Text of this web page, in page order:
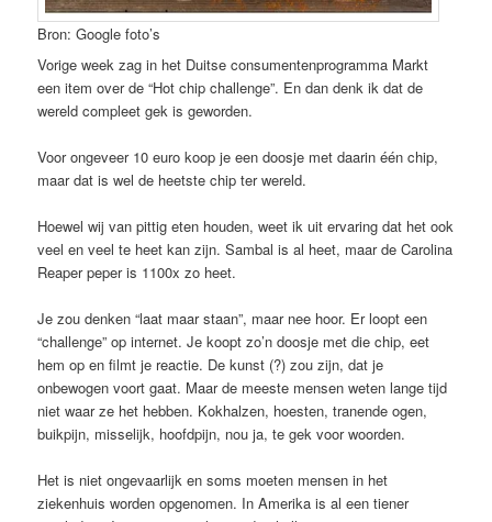
Bron: Google foto’s
Vorige week zag in het Duitse consumentenprogramma Markt
een item over de “Hot chip challenge”. En dan denk ik dat de
wereld compleet gek is geworden.
Voor ongeveer 10 euro koop je een doosje met daarin één chip,
maar dat is wel de heetste chip ter wereld.
Hoewel wij van pittig eten houden, weet ik uit ervaring dat het ook
veel en veel te heet kan zijn. Sambal is al heet, maar de Carolina
Reaper peper is 1100x zo heet.
Je zou denken “laat maar staan”, maar nee hoor. Er loopt een
“challenge” op internet. Je koopt zo’n doosje met die chip, eet
hem op en filmt je reactie. De kunst (?) zou zijn, dat je
onbewogen voort gaat. Maar de meeste mensen weten lange tijd
niet waar ze het hebben. Kokhalzen, hoesten, tranende ogen,
buikpijn, misselijk, hoofdpijn, nou ja, te gek voor woorden.
Het is niet ongevaarlijk en soms moeten mensen in het
ziekenhuis worden opgenomen. In Amerika is al een tiener